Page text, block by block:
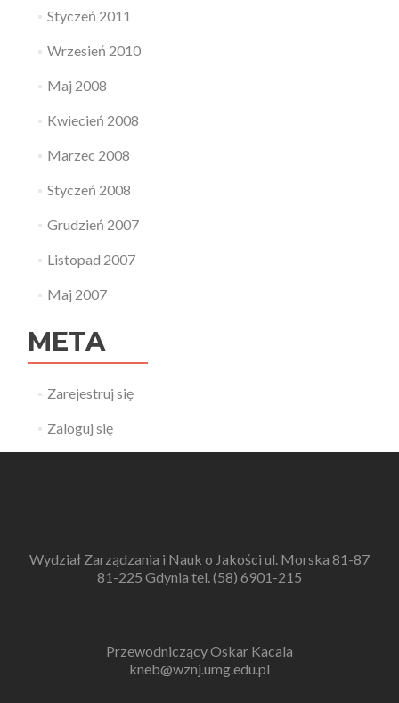
Styczeń 2011
Wrzesień 2010
Maj 2008
Kwiecień 2008
Marzec 2008
Styczeń 2008
Grudzień 2007
Listopad 2007
Maj 2007
META
Zarejestruj się
Zaloguj się
Wydział Zarządzania i Nauk o Jakości ul. Morska 81-87
81-225 Gdynia tel. (58) 6901-215
Przewodniczący Oskar Kacala
kneb@wznj.umg.edu.pl